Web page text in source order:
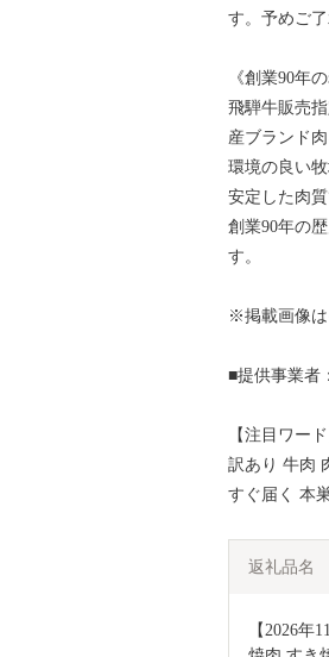
す。予めご
《創業90年
飛騨牛販売
産ブランド
環境の良い
安定した肉
創業90年の
す。
※掲載画像は
■提供事業者
【注目ワード
訳あり 牛肉
すぐ届く 本
返礼品名
【2026